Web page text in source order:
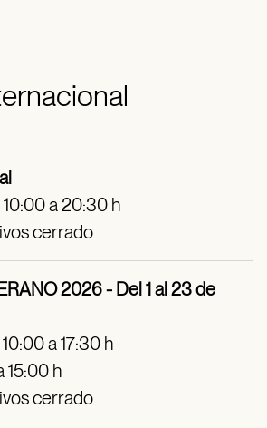
a 20:30 h
cerrado
2026 - Del 1 al 23 de
a 17:30 h
15:00 h
cerrado